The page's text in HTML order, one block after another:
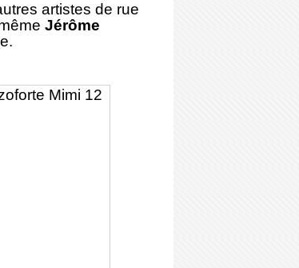
artistes de rue
Jérôme